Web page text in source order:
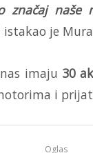
naše
istakao je
imaju 30
i
Oglas